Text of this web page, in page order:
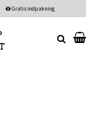
Gratis indpakning